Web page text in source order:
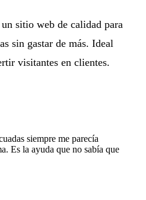
sitio web de calidad para
sin gastar de más. Ideal
visitantes en clientes.
siempre me parecía
Es la ayuda que no sabía que